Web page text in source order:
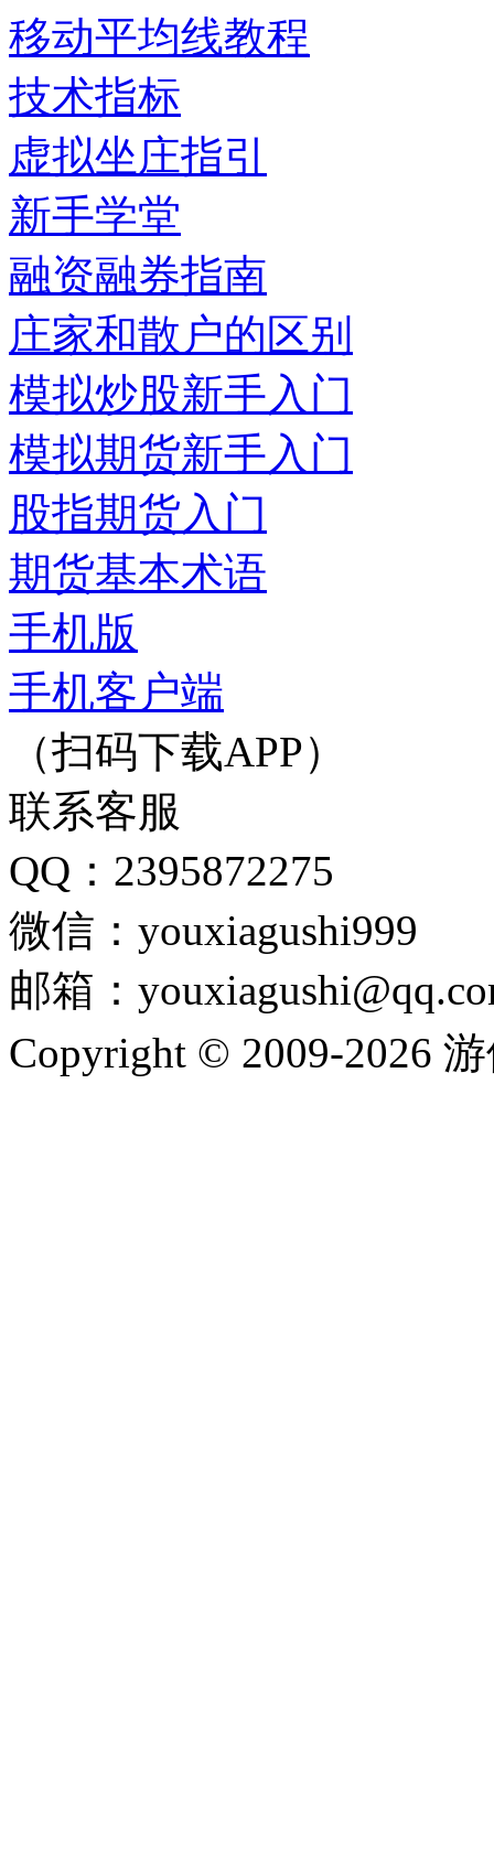
移动平均线教程
技术指标
虚拟坐庄指引
新手学堂
融资融券指南
庄家和散户的区别
模拟炒股新手入门
模拟期货新手入门
股指期货入门
期货基本术语
手机版
手机客户端
（扫码下载APP）
联系客服
QQ：2395872275
微信：youxiagushi999
邮箱：
Copyright © 2009-2026